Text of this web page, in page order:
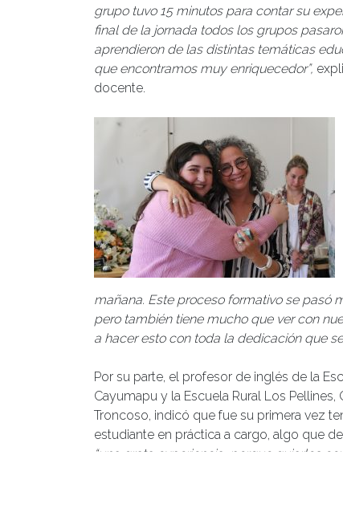
grupo tuvo 15 minutos para contar su
final de la jornada todos los grupos
aprendieron de las distintas temáticas
que encontramos muy enriquecedor”,
docente.
mañana. Este proceso formativo se pasó
pero también tiene mucho que ver con
a hacer esto con toda la dedicación que
Por su parte, el profesor de inglés de la
Cayumapu y la Escuela Rural Los Pellines,
Troncoso, indicó que fue su primera vez
estudiante en práctica a cargo, algo que
“una grata experiencia, porque guiarlos